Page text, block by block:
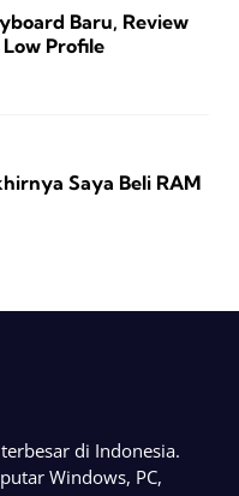
Baru, Review
Low Profile
Saya Beli RAM
di Indonesia.
Windows, PC,